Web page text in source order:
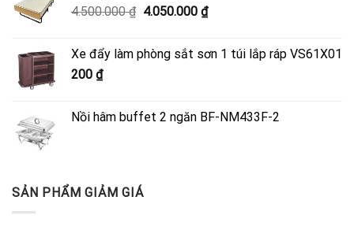
4.500.000₫ Giá
4.500.000 ₫.
4.050.000 ₫Giá
là:
Xe đẩy làm phòng sắt sơn 1 túi lắp ráp VS61X01
200 ₫
Nồi hâm buffet 2 ngăn BF-NM433F-2
SẢN PHẨM GIẢM GIÁ